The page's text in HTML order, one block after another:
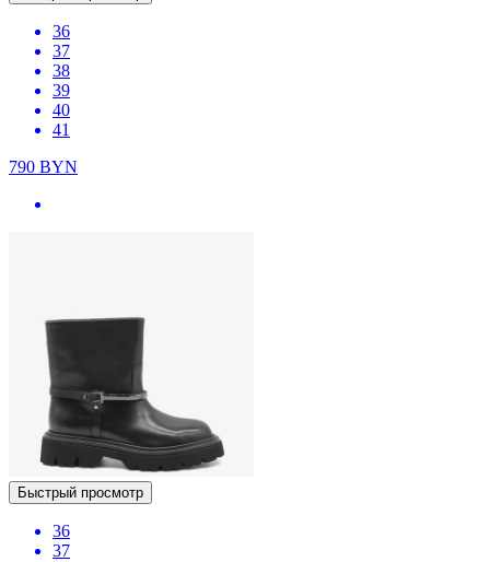
36
37
38
39
40
41
790 BYN
Быстрый просмотр
36
37